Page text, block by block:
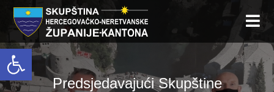
Open toolbar
Predsjedavajući Skupštine